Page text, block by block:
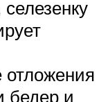
бедер и